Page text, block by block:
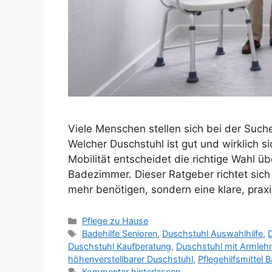
Viele Menschen stellen sich bei der
Welcher Duschstuhl ist gut und wirklich
Mobilität entscheidet die richtige Wahl
Badezimmer. Dieser Ratgeber richtet
mehr benötigen, sondern eine klare,
Kategorien
Pflege zu Hause
Schlagwörter
Badehilfe Senioren, Duschstuhl Auswahlhilfe,
Duschstuhl Kaufberatung, Duschstuhl mit
höhenverstellbarer Duschstuhl, Pflegehilfsmittel